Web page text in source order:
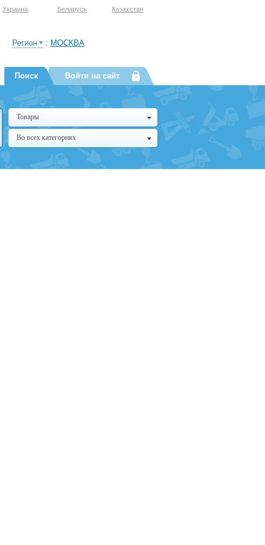
Украина Беларусь Казахстан
Регион : МОСКВА
Поиск Войти на сайт
Товары
Во всех категориях